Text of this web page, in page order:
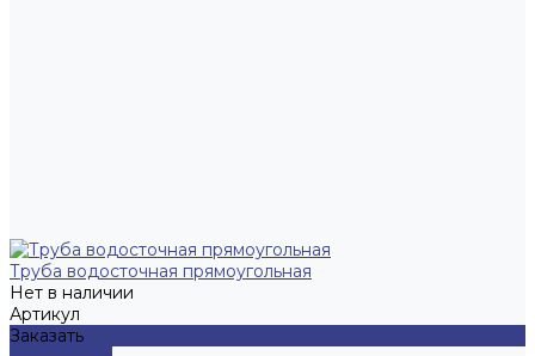
Труба водосточная прямоугольная
Нет в наличии
Артикул
Заказать